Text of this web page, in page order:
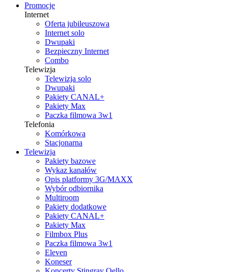
Promocje
Internet
Oferta jubileuszowa
Internet solo
Dwupaki
Bezpieczny Internet
Combo
Telewizja
Telewizja solo
Dwupaki
Pakiety CANAL+
Pakiety Max
Paczka filmowa 3w1
Telefonia
Komórkowa
Stacjonarna
Telewizja
Pakiety bazowe
Wykaz kanałów
Opis platformy 3G/MAXX
Wybór odbiornika
Multiroom
Pakiety dodatkowe
Pakiety CANAL+
Pakiety Max
Filmbox Plus
Paczka filmowa 3w1
Eleven
Koneser